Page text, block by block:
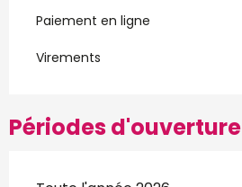
Paiement en ligne
Virements
Périodes d'ouverture